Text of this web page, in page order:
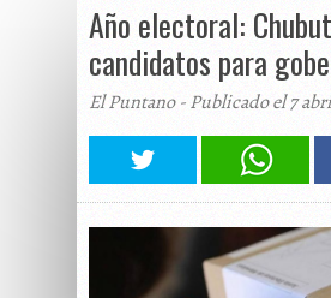
Año electoral:
candidatos para
El Puntano - Publicado el 7